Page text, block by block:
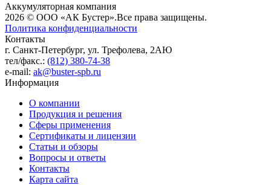
Аккумуляторная компания
2026 © ООО «АК Бустер».Все права защищены.
Политика конфиденциальности
Контакты
г. Санкт-Петербург, ул. Трефолева, 2АЮ
тел/факс.: (812) 380-74-38
e-mail: ak@buster-spb.ru
Информация
О компании
Продукция и решения
Сферы применения
Сертификаты и лицензии
Статьи и обзоры
Вопросы и ответы
Контакты
Карта сайта